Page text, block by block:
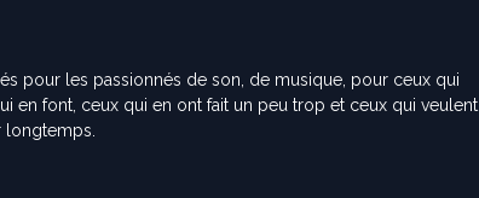
pour les passionnés de son, de musique, pour ceux qui
en font, ceux qui en ont fait un peu trop et ceux qui veulent
longtemps.